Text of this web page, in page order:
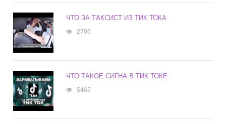
ЧТО ЗА ТАКСИСТ ИЗ ТИК ТОКА
2705
ЧТО ТАКОЕ СИГНА В ТИК ТОКЕ
5465